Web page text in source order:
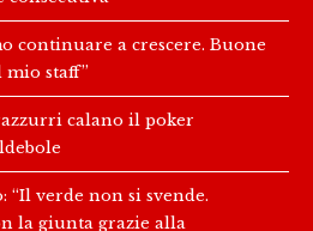
continuare a crescere. Buone
staff”
calano il poker
“Il verde non si svende.
la giunta grazie alla